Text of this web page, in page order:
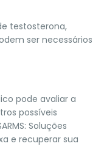
testosterona,
ser necessários
pode avaliar a
possíveis
Soluções
e recuperar sua